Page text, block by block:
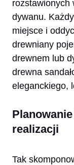
rozstawionych
dywanu.
miejsce i
drewniany
drewnem lub
drewna
eleganckiego,
realizacji
Tak